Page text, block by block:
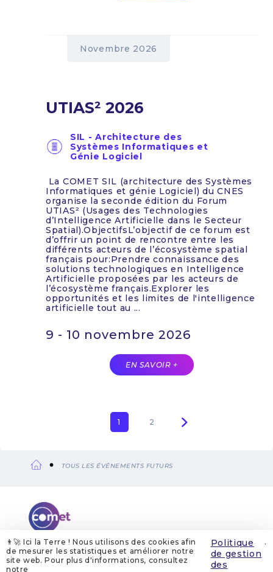
👨‍🚀 Ici la Terre ! Nous utilisons des cookies afin
de mesurer les statistiques et améliorer notre
site web. Pour plus d'informations, consultez
notre
Politique
de gestion
des
.
Novembre 2026
9 - 10 novembre 2026
UTIAS² 2026
SIL - Architecture des
Systèmes Informatiques et
Génie Logiciel
La COMET SIL (architecture des Systèmes
Informatiques et génie Logiciel) du CNES
organise la seconde édition du Forum
UTIAS² (Usages des Technologies
d’Intelligence Artificielle dans le Secteur
Spatial).ObjectifsL’objectif de ce forum est
d’offrir un point de rencontre entre les
différents acteurs de l’écosystème spatial
français pour:Prendre connaissance des
solutions technologiques en Intelligence
Artificielle proposées par les acteurs de
l’écosystème français.Explorer les
opportunités et les limites de l'intelligence
artificielle tout au ...
EN SAVOIR +
Pagination
Page
courante
1 Page
2
d'Ariane
TOUS LES ÉVÉNEMENTS FUTURS
QUI SOMMES-NOUS
MENTIONS LÉGALES
GESTION DES COOKIES
POLITIQUE DE GESTION DES COOKIES